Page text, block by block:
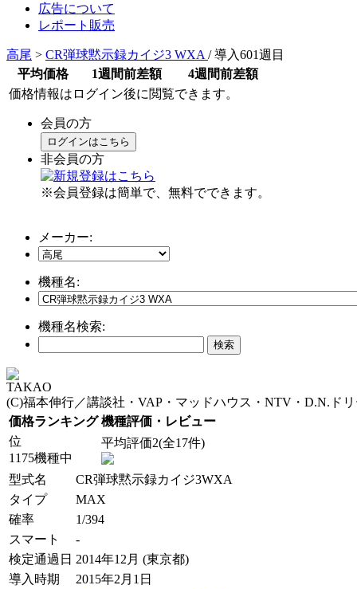
広告について
レポート販売
高尾 > CR弾球黙示録カイジ3 WXA / 導入601週目
平均価格
1週間前差額
4週間前差額
価格情報はログイン後に閲覧できます。
会員の方
ログインはこちら
非会員の方
※会員登録は簡単で、無料でできます。
メーカー:
機種名:
機種名検索:
TAKAO
(C)福本伸行／講談社・VAP・マッドハウス・NTV・D.N.ド
価格ランキング 機種評価・レビュー
位
1175機種中
平均評価2(全17件)
型式名
CR弾球黙示録カイジ3WXA
タイプ
MAX
確率
1/394
スマート
-
検定通過日 2014年12月 (東京都)
導入時期
2015年2月1日